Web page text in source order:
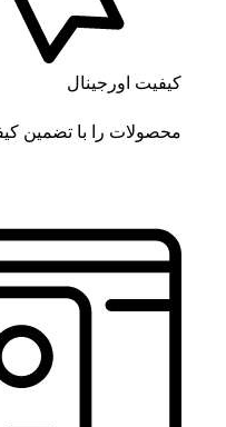
کیفیت اورجینال
محصولات را با تضمین